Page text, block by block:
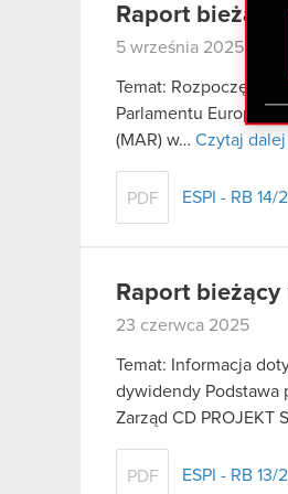
Raport
5 września 2025
Temat: Rozpoczęcie
Parlamentu
(MAR) w… Czytaj dalej
PDF ESPI - RB 14/
Raport
23 czerwca 2025
Temat: Informacja
dywidendy Podstawa
Zarząd CD PROJEKT
PDF ESPI - RB 13/